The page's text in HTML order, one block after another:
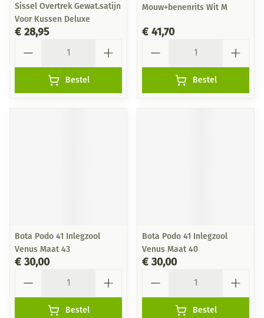
Sissel Overtrek Gewat.satijn
Voor Kussen Deluxe
€ 28,95
Bestel
Mouw+benenrits Wit M
€ 41,70
Bestel
Bota Podo 41 Inlegzool
Venus Maat 43
€ 30,00
Bestel
Bota Podo 41 Inlegzool
Venus Maat 40
€ 30,00
Bestel